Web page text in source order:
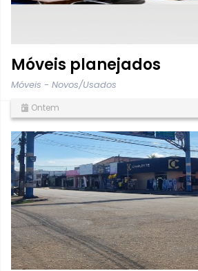
Móveis planejados
Móveis - Novos/Usados
Ontem